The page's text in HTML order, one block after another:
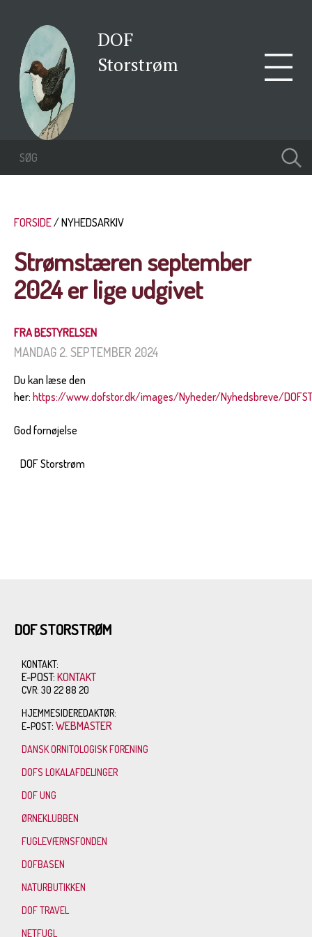
DOF
Storstrøm
FORSIDE NYHEDSARKIV
Strømstæren september
2024 er lige udgivet
FRA BESTYRELSEN
MANDAG 2. SEPTEMBER 2024
Du kan læse den
her: https://www.dofstor.dk/images/Nyheder/Nyhedsbreve/
God fornøjelse
DOF Storstrøm
DOF STORSTRØM
KONTAKT:
E-POST:KONTAKT
CVR: 30 22 88 20
HJEMMESIDEREDAKTØR:
E-POST:WEBMASTER
DANSK ORNITOLOGISK FORENING
DOFS LOKALAFDELINGER
DOF UNG
ØRNEKLUBBEN
FUGLEVÆRNSFONDEN
DOFBASEN
NATURBUTIKKEN
DOF TRAVEL
NETFUGL